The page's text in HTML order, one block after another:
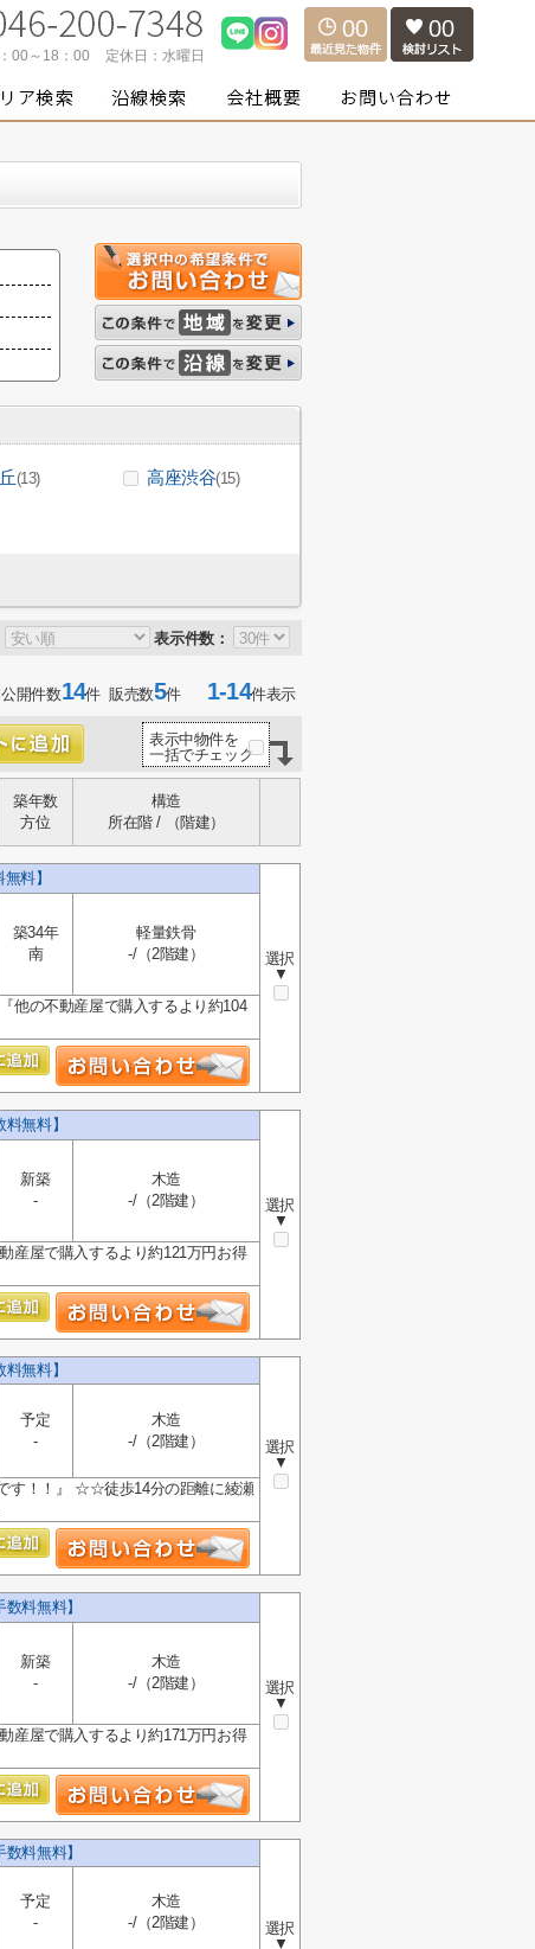
00～18：00 定休日： 水曜日
00 00
(13) 高座渋谷(15)
表示件数：
開件数14件 販売数5件1-14件表示
表示中物件を
一括でチェック
築年数
方位
構造
所在階 / （階建）
料】
選択
▼
築34年
南
軽量鉄骨
-/（2階建）
の不動産屋で購入するより約104
無料】
選択
▼
新築
-
木造
-/（2階建）
屋で購入するより約121万円お得
無料】
選択
▼
予定
-
木造
-/（2階建）
す！！』 ☆☆徒歩14分の距離に綾瀬
料無料】
選択
▼
新築
-
木造
-/（2階建）
屋で購入するより約171万円お得
料無料】
選択
▼
予定
-
木造
-/（2階建）